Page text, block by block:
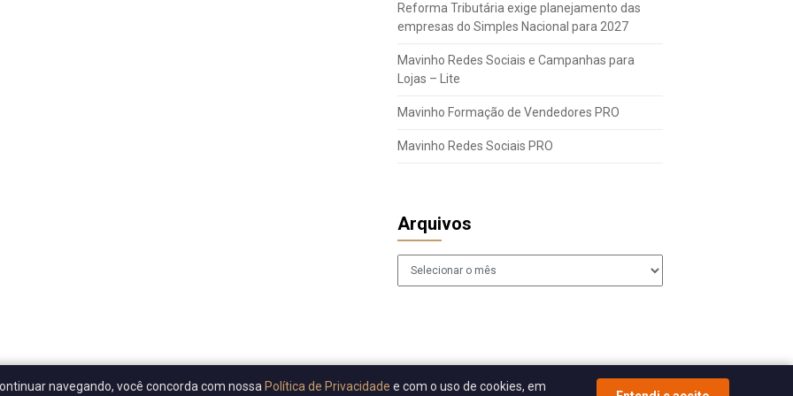
Reforma Tributária exige planejamento das
empresas do Simples Nacional para 2027
Mavinho Redes Sociais e Campanhas para
Lojas – Lite
Mavinho Formação de Vendedores PRO
Mavinho Redes Sociais PRO
Arquivos
Arquivos
navegando, você concorda com nossa Política de Privacidade e com o uso de cookies, em